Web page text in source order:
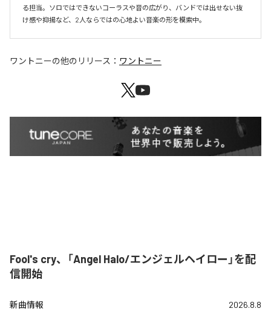
る担当。ソロではできないコーラスや音の広がり、バンドでは出せない抜
け感や抑揚など、2人ならではの心地よい音楽の形を模索中。
ワントニーの他のリリース： ワントニー
Fool's cry、「Angel Halo/エンジェルヘイロー」を配
信開始
新曲情報 2026.8.8